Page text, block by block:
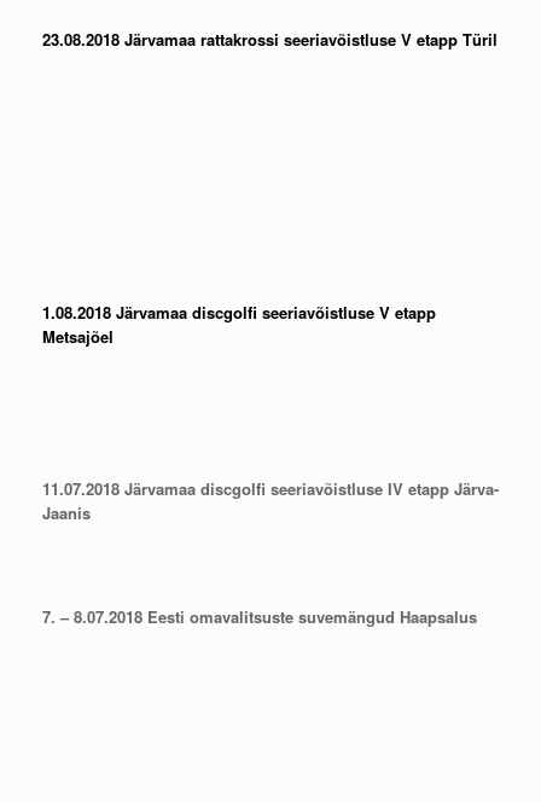
23.08.2018 Järvamaa rattakrossi seeriavõistluse V etapp Türil
1.08.2018 Järvamaa discgolfi seeriavõistluse V etapp
Metsajõel
11.07.2018 Järvamaa discgolfi seeriavõistluse IV etapp Järva-
Jaanis
7. – 8.07.2018 Eesti omavalitsuste suvemängud Haapsalus